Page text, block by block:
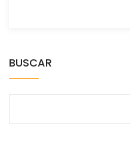
BUSCAR